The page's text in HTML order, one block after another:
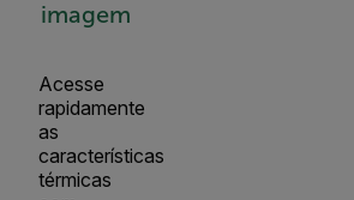
imagem
Acesse
rapidamente
as
características
térmicas